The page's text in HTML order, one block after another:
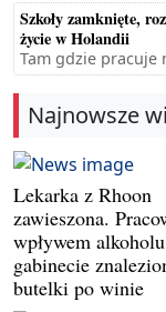
Szkoły zamknięte,
życie w Holandii
Tam gdzie pracuje
Najnowsze
Lekarka z Rhoon
zawieszona.
wpływem
gabinecie
butelki po winie